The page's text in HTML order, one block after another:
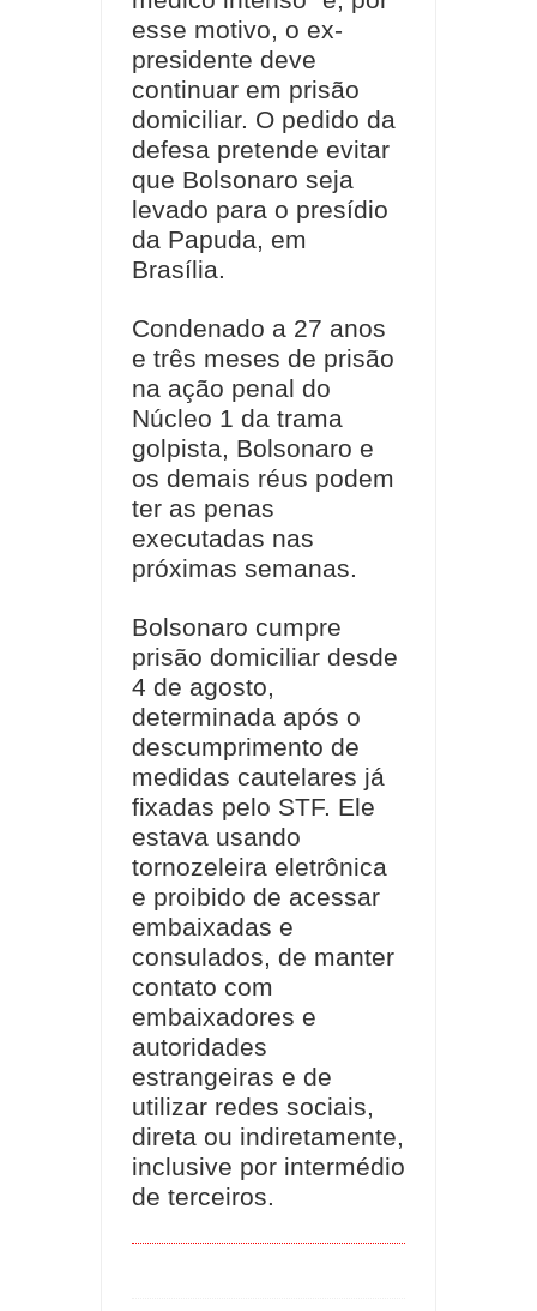
esse motivo, o ex-
presidente deve
continuar em prisão
domiciliar. O pedido da
defesa pretende evitar
que Bolsonaro seja
levado para o presídio
da Papuda, em
Brasília.
Condenado a 27 anos
e três meses de prisão
na ação penal do
Núcleo 1 da trama
golpista, Bolsonaro e
os demais réus podem
ter as penas
executadas nas
próximas semanas.
Bolsonaro cumpre
prisão domiciliar desde
4 de agosto,
determinada após o
descumprimento de
medidas cautelares já
fixadas pelo STF. Ele
estava usando
tornozeleira eletrônica
e proibido de acessar
embaixadas e
consulados, de manter
contato com
embaixadores e
autoridades
estrangeiras e de
utilizar redes sociais,
direta ou indiretamente,
inclusive por intermédio
de terceiros.